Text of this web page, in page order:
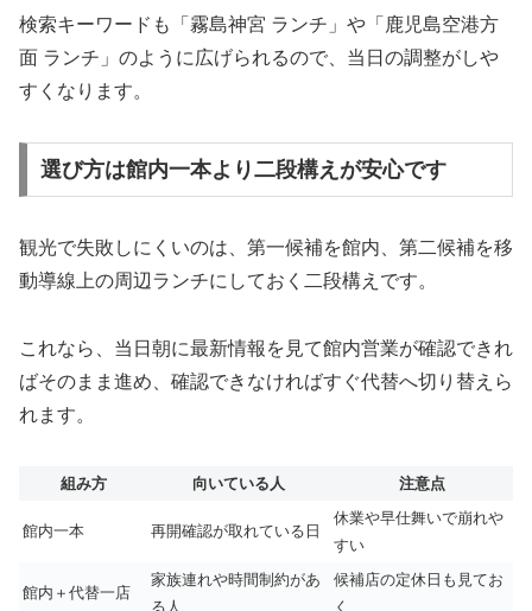
検索キーワードも「霧島神宮 ランチ」や「鹿児島空港方
面 ランチ」のように広げられるので、当日の調整がしや
すくなります。
選び方は館内一本より二段構えが安心です
観光で失敗しにくいのは、第一候補を館内、第二候補を移
動導線上の周辺ランチにしておく二段構えです。
これなら、当日朝に最新情報を見て館内営業が確認できれ
ばそのまま進め、確認できなければすぐ代替へ切り替えら
れます。
組み方 向いている人 注意点
館内一本 再開確認が取れている日
休業や早仕舞いで崩れや
すい
館内＋代替一店
家族連れや時間制約があ
る人
候補店の定休日も見てお
く